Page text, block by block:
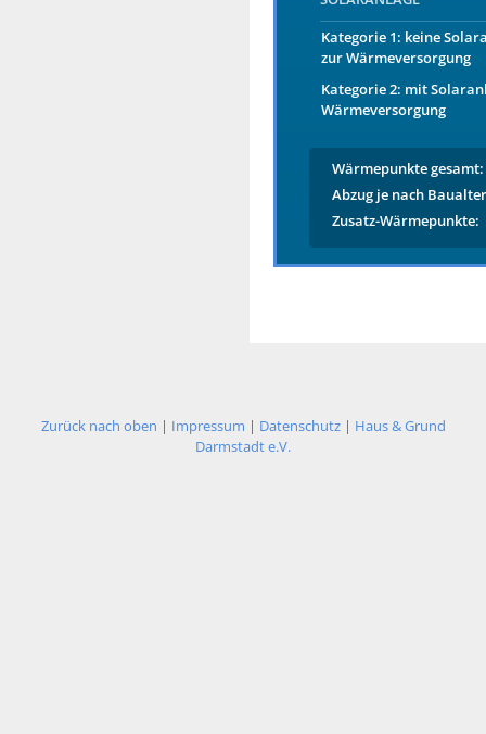
Kategorie 1: keine
zur Wärmeversorgung
Kategorie 2: mit
Wärmeversorgung
Wärmepunkte gesamt:
Abzug je nach
Zusatz-Wärmepunkte:
Zurück nach oben | Impressum | Datenschutz| Haus & Grund
Darmstadt e.V.